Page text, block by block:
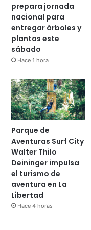
prepara jornada
nacional para
entregar árboles y
plantas este
sábado
Hace 1 hora
Parque de
Aventuras Surf City
Walter Thilo
Deininger impulsa
el turismo de
aventura en La
Libertad
Hace 4 horas